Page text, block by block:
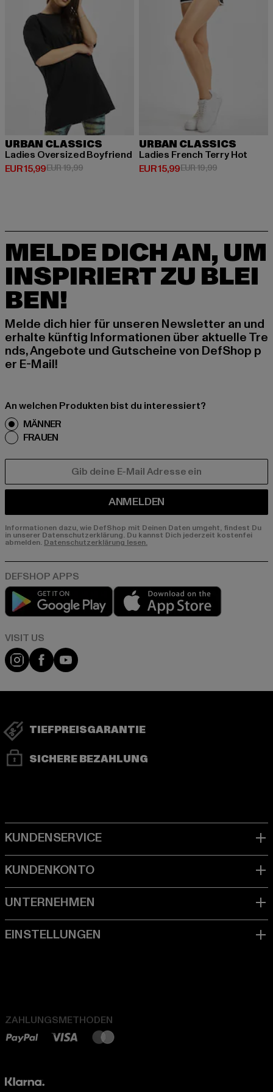
URBAN CLASSICS
Ladies Oversized Boyfriend
EUR 15,99
Derzeitiger Preis: EUR 15,99
EUR 19,99Aktionspreis: EUR 19,99
URBAN CLASSICS
Ladies French Terry Hot
EUR 15,99
Derzeitiger Preis: EUR 15,99
EUR 19,99Aktionspreis:
MELDE DICH AN, UM
INSPIRIERT ZU BLEI
BEN!
Melde dich hier für unseren Newsletter an und
erhalte künftig Informationen über aktuelle Tre
nds, Angebote und Gutscheine von DefShop p
er E-Mail!
An welchen Produkten bist du interessiert?
MÄNNER
FRAUEN
ANMELDEN
Informationen dazu, wie DefShop mit Deinen Daten umgeht, findest Du
in unserer Datenschutzerklärung. Du kannst Dich jederzeit kostenfei
abmelden. Datenschutzerklärung lesen.
Play market
Visit our Instagram page:
Visit our Facebook page:
Visit our YouTube channel:
TIEFPREISGARANTIE
SICHERE BEZAHLUNG
ZAHLUNGSMETHODEN